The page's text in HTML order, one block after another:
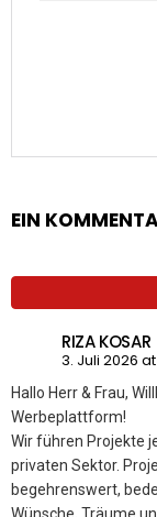
EIN
RIZA KOSAR
3. Juli 2026 at
Hallo Herr & Frau,
Werbeplattform!
Wir führen Projekte
privaten Sektor.
begehrenswert,
Wünsche, Träume